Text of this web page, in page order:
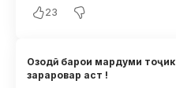
23
Озодӣ барои мардуми тоҷик
зараровар аст !